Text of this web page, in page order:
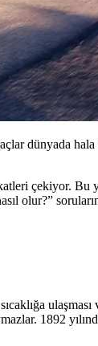
dünyada
çekiyor. Bu
olur?”
1892